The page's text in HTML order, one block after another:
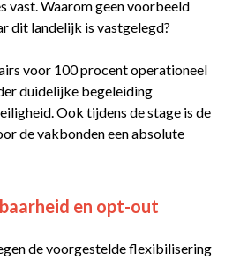
vast. Waarom geen voorbeeld
dit landelijk is vastgelegd?
voor 100 procent operationeel
duidelijke begeleiding
Ook tijdens de stage is de
de vakbonden een absolute
en opt-out
de voorgestelde flexibilisering